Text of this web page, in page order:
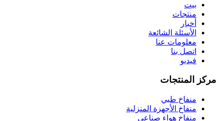
بيت
منتجات
أخبار
الأسئلة الشائعة
معلومات عنا
اتصل بنا
فيديو
مركز المنتجات
منفاخ طبي
منفاخ الأجهزة المنزلية
منفاخ هواء صناعي